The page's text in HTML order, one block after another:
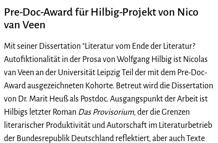
Pre-Doc-Award für Hilbig-Projekt von Nico
van Veen
Mit seiner Dissertation "Literatur vom Ende der Literatur?
Autofiktionalität in der Prosa von Wolfgang Hilbig ist Nicolas
van Veen an der Universität Leipzig Teil der mit dem Pre-Doc-
Award ausgezeichneten Kohorte. Betreut wird die Dissertation
von Dr. Marit Heuß als Postdoc. Ausgangspunkt der Arbeit ist
Hilbigs letzter Roman Das Provisorium, der die Grenzen
literarischer Produktivität und Autorschaft im Literaturbetrieb
der Bundesrepublik Deutschland reflektiert, aber auch Texte